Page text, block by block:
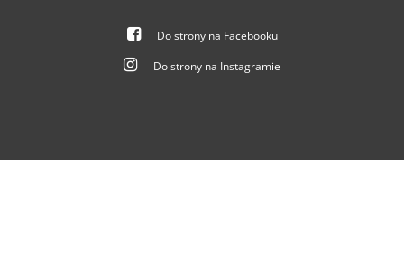
Do strony na Facebooku
Do strony na Instagramie